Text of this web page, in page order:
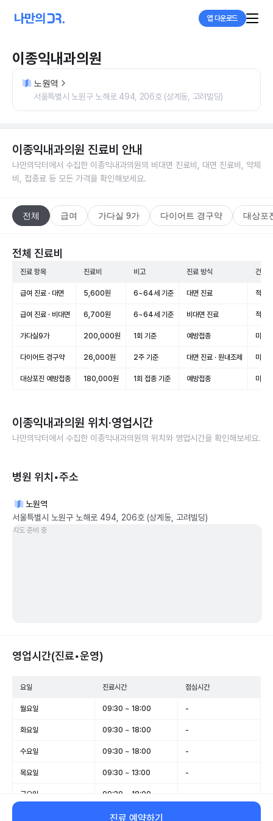
앱 다운로드
이종익내과의원
노원역
서울특별시 노원구 노해로 494, 206호 (상계동, 고려빌딩)
이종익내과의원 진료비 안내
나만의닥터에서 수집한 이종익내과의원의 비대면 진료비, 대면 진료비, 약제
비, 접종료 등 모든 가격을 확인해보세요.
전체 급여 가다실 9가 다이어트 경구약 대상포
전체 진료비
진료 항목 진료비 비고 진료 방식 건강
급여 진료 · 대면 5,600원 6~64세 기준 대면 진료 적용(
급여 진료 · 비대면 6,700원 6~64세 기준 비대면 진료 적용(
가다실9가 200,000원 1회 기준 예방접종 미적
다이어트 경구약 26,000원 2주 기준 대면 진료 · 원내조제 미적
대상포진 예방접종 180,000원 1회 접종 기준 예방접종 미적
이종익내과의원 위치·영업시간
나만의닥터에서 수집한 이종익내과의원의 위치와 영업시간을 확인해보세요.
병원 위치•주소
노원역
서울특별시 노원구 노해로 494, 206호 (상계동, 고려빌딩)
지도 준비 중
영업시간(진료•운영)
요일 진료시간 점심시간
월요일 09:30 ~ 18:00 -
화요일 09:30 ~ 18:00 -
수요일 09:30 ~ 18:00 -
목요일 09:30 ~ 13:00 -
금요일 09:30 ~ 18:00
09:30 ~ 13:00
진료 예약하기